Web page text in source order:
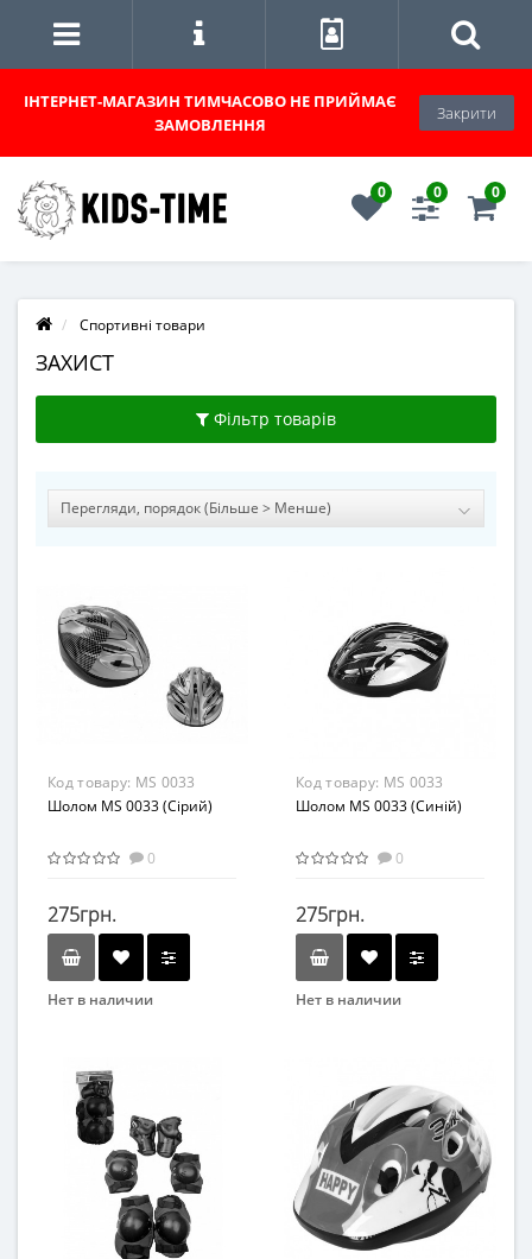
ІНТЕРНЕТ-МАГАЗИН ТИМЧАСОВО НЕ ПРИЙМАЄ
ЗАМОВЛЕННЯ
Закрити
0 0 0
Спортивні товари
ЗАХИСТ
Фільтр товарів
Код товару: MS 0033
(Gray)
Шолом MS 0033 (Сірий)
0
275грн.
Нет в наличии
Аксессуары
Материал
Комбинированный
Код товару: MS 0033
(Blue)
Шолом MS 0033 (Синій)
0
275грн.
Нет в наличии
Аксессуары
Материал
Комбинированный